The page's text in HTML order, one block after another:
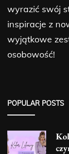
wyrazić swój
inspiracje z
wyjątkowe
osobowość!
POPULAR POSTS